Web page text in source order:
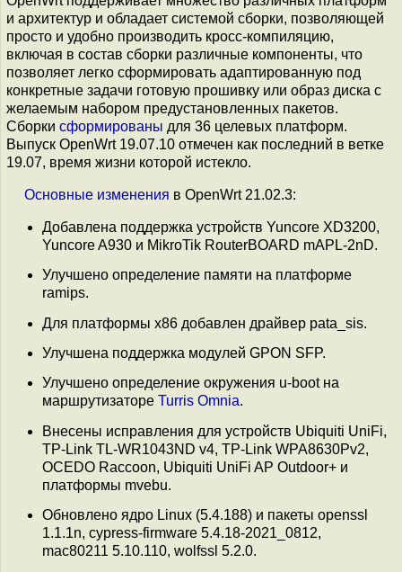
и архитектур и обладает системой сборки, позволяющей
просто и удобно производить кросс-компиляцию,
включая в состав сборки различные компоненты, что
позволяет легко сформировать адаптированную под
конкретные задачи готовую прошивку или образ диска с
желаемым набором предустановленных пакетов.
Сборки сформированы для 36 целевых платформ.
Выпуск OpenWrt 19.07.10 отмечен как последний в ветке
19.07, время жизни которой истекло.
Основные изменения в OpenWrt 21.02.3:
Добавлена поддержка устройств Yuncore XD3200,
Yuncore A930 и MikroTik RouterBOARD mAPL-2nD.
Улучшено определение памяти на платформе
ramips.
Для платформы x86 добавлен драйвер pata_sis.
Улучшена поддержка модулей GPON SFP.
Улучшено определение окружения u-boot на
маршрутизаторе Turris Omnia.
Внесены исправления для устройств Ubiquiti UniFi,
TP-Link TL-WR1043ND v4, TP-Link WPA8630Pv2,
OCEDO Raccoon, Ubiquiti UniFi AP Outdoor+ и
платформы mvebu.
Обновлено ядро Linux (5.4.188) и пакеты openssl
1.1.1n, cypress-firmware 5.4.18-2021_0812,
mac80211 5.10.110, wolfssl 5.2.0.